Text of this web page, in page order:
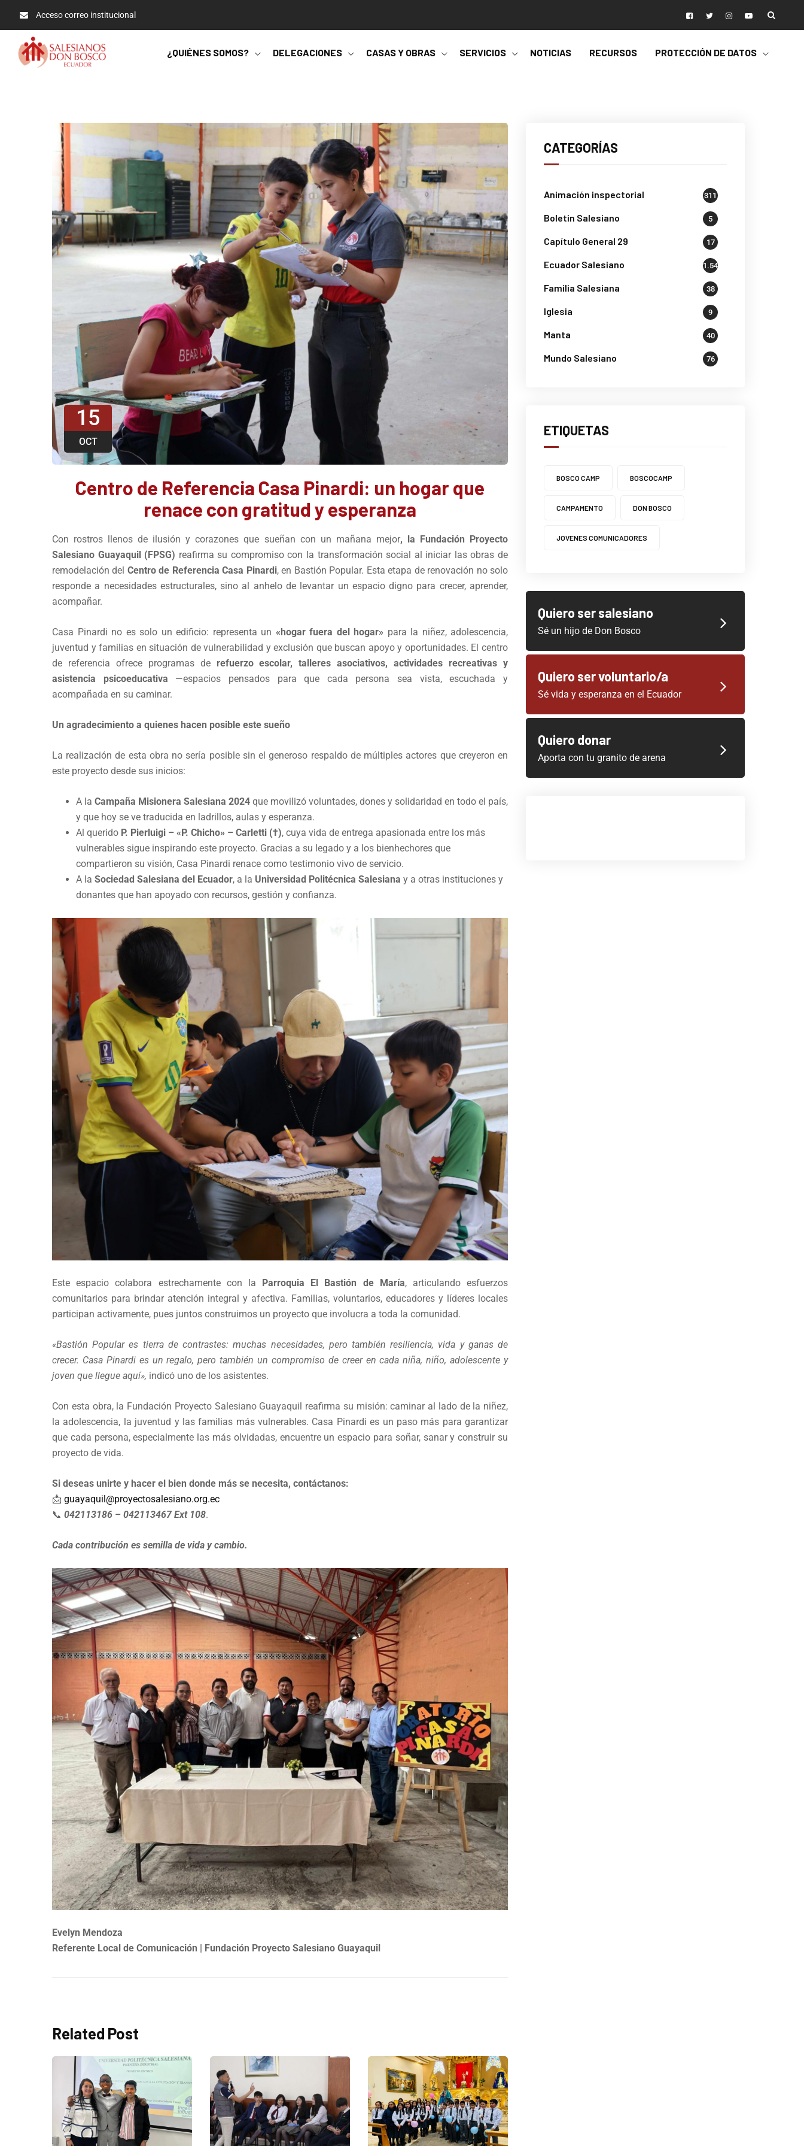
Acceso correo institucional
¿QUIÉNES SOMOS? DELEGACIONES CASAS Y OBRAS SERVICIOS NOTICIAS RECURSOS PROTECCIÓN DE DATOS
15
OCT
Centro de Referencia Casa Pinardi: un hogar que
renace con gratitud y esperanza
Con rostros llenos de ilusión y corazones que sueñan con un mañana mejor, la Fundación Proyecto
Salesiano Guayaquil (FPSG) reafirma su compromiso con la transformación social al iniciar las obras de
remodelación del Centro de Referencia Casa Pinardi, en Bastión Popular. Esta etapa de renovación no solo
responde a necesidades estructurales, sino al anhelo de levantar un espacio digno para crecer, aprender,
acompañar.
Casa Pinardi no es solo un edificio: representa un «hogar fuera del hogar» para la niñez, adolescencia,
juventud y familias en situación de vulnerabilidad y exclusión que buscan apoyo y oportunidades. El centro
de referencia ofrece programas de refuerzo escolar, talleres asociativos, actividades recreativas y
asistencia psicoeducativa —espacios pensados para que cada persona sea vista, escuchada y
acompañada en su caminar.
Un agradecimiento a quienes hacen posible este sueño
La realización de esta obra no sería posible sin el generoso respaldo de múltiples actores que creyeron en
este proyecto desde sus inicios:
A la Campaña Misionera Salesiana 2024 que movilizó voluntades, dones y solidaridad en todo el país,
y que hoy se ve traducida en ladrillos, aulas y esperanza.
Al querido P. Pierluigi – «P. Chicho» – Carletti (†), cuya vida de entrega apasionada entre los más
vulnerables sigue inspirando este proyecto. Gracias a su legado y a los bienhechores que
compartieron su visión, Casa Pinardi renace como testimonio vivo de servicio.
A la Sociedad Salesiana del Ecuador, a la Universidad Politécnica Salesiana y a otras instituciones y
donantes que han apoyado con recursos, gestión y confianza.
Este espacio colabora estrechamente con la Parroquia El Bastión de María, articulando esfuerzos
comunitarios para brindar atención integral y afectiva. Familias, voluntarios, educadores y líderes locales
participan activamente, pues juntos construimos un proyecto que involucra a toda la comunidad.
«Bastión Popular es tierra de contrastes: muchas necesidades, pero también resiliencia, vida y ganas de
crecer. Casa Pinardi es un regalo, pero también un compromiso de creer en cada niña, niño, adolescente y
joven que llegue aquí», indicó uno de los asistentes.
Con esta obra, la Fundación Proyecto Salesiano Guayaquil reafirma su misión: caminar al lado de la niñez,
la adolescencia, la juventud y las familias más vulnerables. Casa Pinardi es un paso más para garantizar
que cada persona, especialmente las más olvidadas, encuentre un espacio para soñar, sanar y construir su
proyecto de vida.
Si deseas unirte y hacer el bien donde más se necesita, contáctanos:
📩 guayaquil@proyectosalesiano.org.ec
📞 042113186 – 042113467 Ext 108.
Cada contribución es semilla de vida y cambio.
Evelyn Mendoza
Referente Local de Comunicación | Fundación Proyecto Salesiano Guayaquil
Related Post
CATEGORÍAS
Animación inspectorial 311
Boletin Salesiano 5
Capítulo General 29 17
Ecuador Salesiano 1.541
Familia Salesiana 38
Iglesia 9
Manta 40
Mundo Salesiano 76
ETIQUETAS
BOSCO CAMP BOSCOCAMP
CAMPAMENTO DON BOSCO
JOVENES COMUNICADORES
Quiero ser salesiano
Sé un hijo de Don Bosco
Quiero ser voluntario/a
Sé vida y esperanza en el Ecuador
Quiero donar
Aporta con tu granito de arena